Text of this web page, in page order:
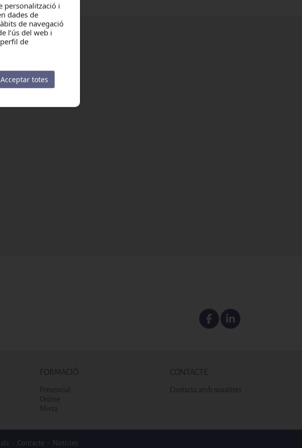
FacebookLinkedin
FORMACIÓ
Presencial
Online
Mixta
CONTACTE
Contacta amb nosaltres
Contacte Notícies
personalització i
dades de
de navegació
l’ús del web i
de
Acceptar totes